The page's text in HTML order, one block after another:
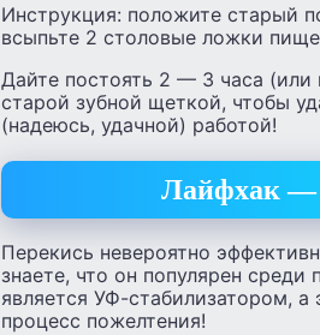
Инструкция: положите старый
всыпьте 2 столовые ложки
Дайте постоять 2 — 3 часа (или
старой зубной щеткой, чтобы
(надеюсь, удачной) работой!
Лайфхак —
Перекись невероятно
знаете, что он популярен
является УФ-стабилизатором, а
процесс пожелтения!